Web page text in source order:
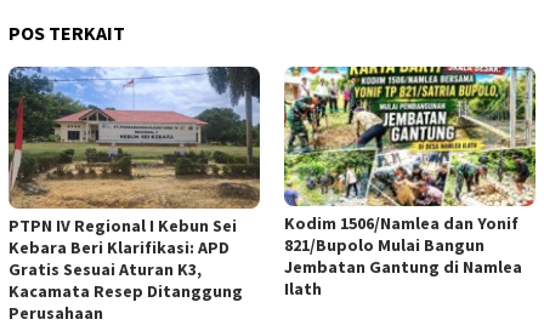
POS TERKAIT
PTPN IV Regional I Kebun Sei
Kebara Beri Klarifikasi: APD
Gratis Sesuai Aturan K3,
Kacamata Resep Ditanggung
Perusahaan
Kodim 1506/Namlea dan Yonif
821/Bupolo Mulai Bangun
Jembatan Gantung di Namlea
Ilath